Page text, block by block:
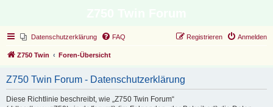
Datenschutzerklärung FAQ Anmelden
Registrieren
Z750 Twin Foren-Übersicht
Z750 Twin Forum - Datenschutzerklärung
Diese Richtlinie beschreibt, wie „Z750 Twin Forum“